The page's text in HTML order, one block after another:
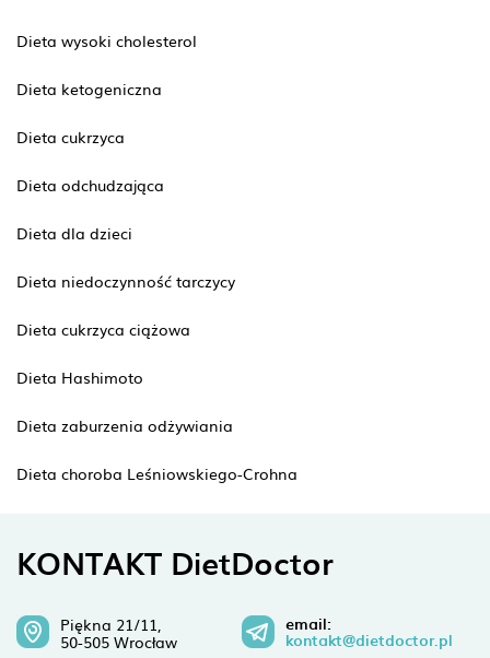
Dieta wysoki cholesterol
Dieta ketogeniczna
Dieta cukrzyca
Dieta odchudzająca
Dieta dla dzieci
Dieta niedoczynność tarczycy
Dieta cukrzyca ciążowa
Dieta Hashimoto
Dieta zaburzenia odżywiania
Dieta choroba Leśniowskiego-Crohna
KONTAKT DietDoctor
Piękna 21/11,
50-505 Wrocław
email:
kontakt@dietdoctor.pl